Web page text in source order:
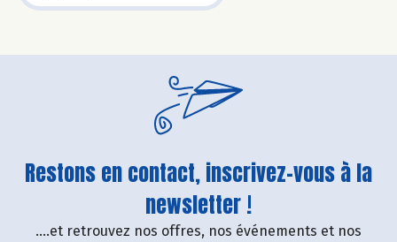
Restons en contact, inscrivez-vous à la
newsletter !
....et retrouvez nos offres, nos événements et nos